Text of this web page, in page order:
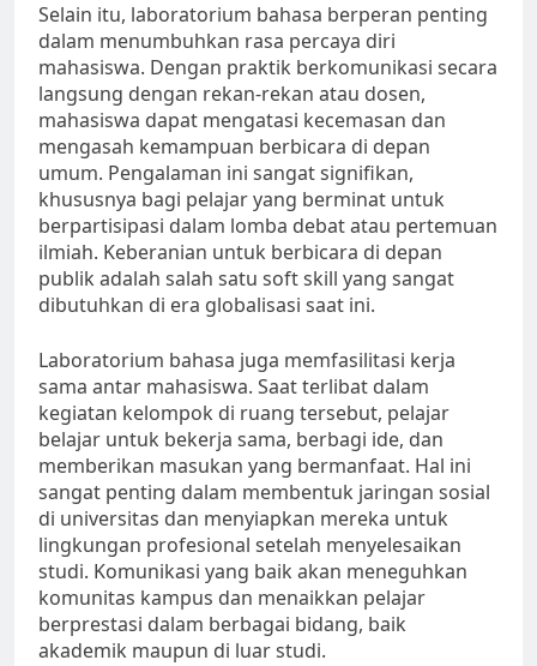
Selain itu, laboratorium bahasa berperan penting
dalam menumbuhkan rasa percaya diri
mahasiswa. Dengan praktik berkomunikasi secara
langsung dengan rekan-rekan atau dosen,
mahasiswa dapat mengatasi kecemasan dan
mengasah kemampuan berbicara di depan
umum. Pengalaman ini sangat signifikan,
khususnya bagi pelajar yang berminat untuk
berpartisipasi dalam lomba debat atau pertemuan
ilmiah. Keberanian untuk berbicara di depan
publik adalah salah satu soft skill yang sangat
dibutuhkan di era globalisasi saat ini.
Laboratorium bahasa juga memfasilitasi kerja
sama antar mahasiswa. Saat terlibat dalam
kegiatan kelompok di ruang tersebut, pelajar
belajar untuk bekerja sama, berbagi ide, dan
memberikan masukan yang bermanfaat. Hal ini
sangat penting dalam membentuk jaringan sosial
di universitas dan menyiapkan mereka untuk
lingkungan profesional setelah menyelesaikan
studi. Komunikasi yang baik akan meneguhkan
komunitas kampus dan menaikkan pelajar
berprestasi dalam berbagai bidang, baik
akademik maupun di luar studi.